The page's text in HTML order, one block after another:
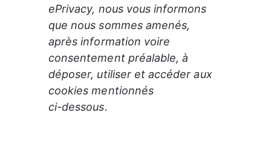
ePrivacy, nous vous informons
que nous sommes amenés,
après information voire
consentement préalable, à
déposer, utiliser et accéder aux
cookies mentionnés
ci-dessous.